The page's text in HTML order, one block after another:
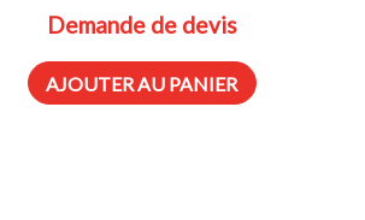
Demande de devis
AJOUTER AU PANIER